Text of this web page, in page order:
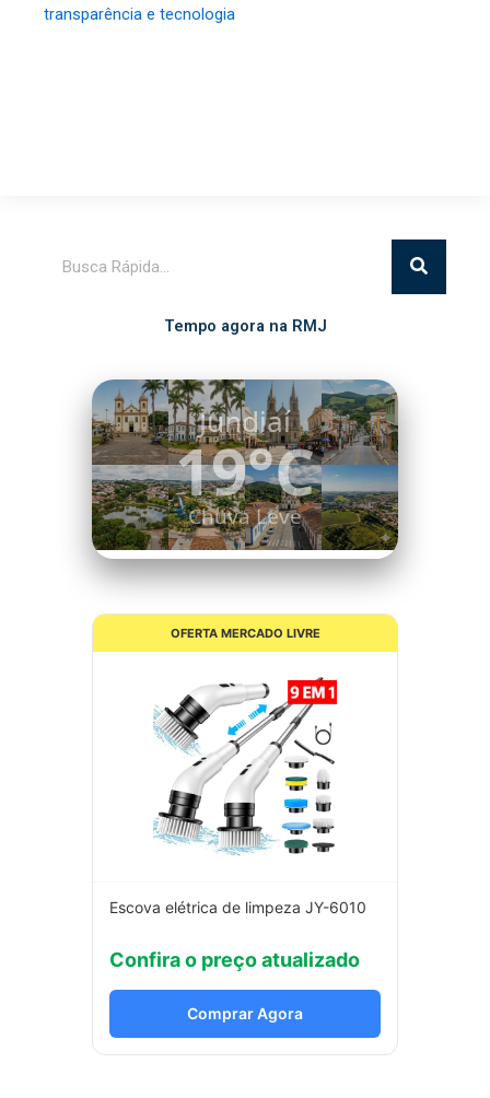
transparência e tecnologia
Tempo agora na RMJ
Itatiba
17°C
Chuva Leve
OFERTA MERCADO LIVRE
Escova elétrica de limpeza JY-6010
Confira o preço atualizado
Comprar Agora